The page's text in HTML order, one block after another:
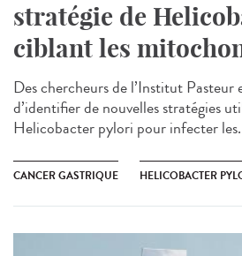
stratégie de
ciblant les
Des chercheurs de l’Institut
d’identifier de nouvelles stratégies
Helicobacter pylori pour infecter
CANCER GASTRIQUE HELICOBACTER